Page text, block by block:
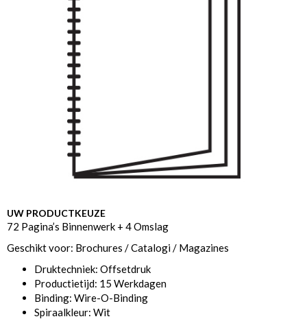
UW PRODUCTKEUZE
72 Pagina’s Binnenwerk + 4 Omslag
Geschikt voor: Brochures / Catalogi / Magazines
Druktechniek: Offsetdruk
Productietijd: 15 Werkdagen
Binding: Wire-O-Binding
Spiraalkleur: Wit